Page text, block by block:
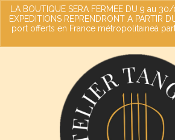
LA BOUTIQUE SERA FERMEE DU 9 au
EXPEDITIONS REPRENDRONT A
port offerts en France métropolitaineà
Votre panier- 0,00€